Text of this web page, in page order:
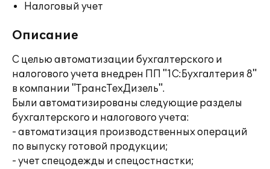
Налоговый учет
Описание
С целью автоматизации бухгалтерского и
налогового учета внедрен ПП "1С:Бухгалтерия 8"
в компании "ТрансТехДизель".
Были автоматизированы следующие разделы
бухгалтерского и налогового учета:
- автоматизация производственных операций
по выпуску готовой продукции;
- учет спецодежды и спецостнастки;